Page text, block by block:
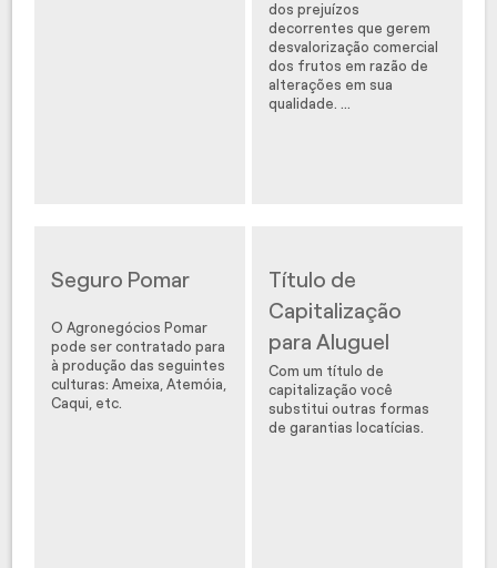
dos prejuízos
decorrentes que gerem
desvalorização comercial
dos frutos em razão de
alterações em sua
qualidade. ...
Seguro Pomar
O Agronegócios Pomar
pode ser contratado para
à produção das seguintes
culturas: Ameixa, Atemóia,
Caqui, etc.
Título de
Capitalização
para Aluguel
Com um título de
capitalização você
substitui outras formas
de garantias locatícias.